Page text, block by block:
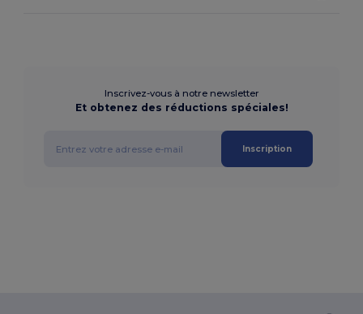
Inscrivez-vous à notre newsletter
Et obtenez des réductions spéciales!
Inscription